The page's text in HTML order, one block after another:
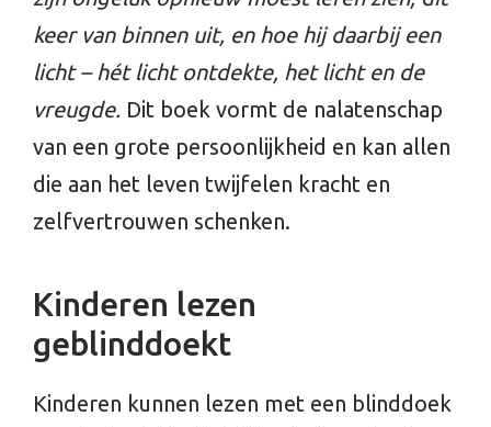
keer van binnen uit, en hoe hij daarbij een
licht – hét licht ontdekte, het licht en de
vreugde. Dit boek vormt de nalatenschap
van een grote persoonlijkheid en kan allen
die aan het leven twijfelen kracht en
zelfvertrouwen schenken.
Kinderen lezen
geblinddoekt
Kinderen kunnen lezen met een blinddoek